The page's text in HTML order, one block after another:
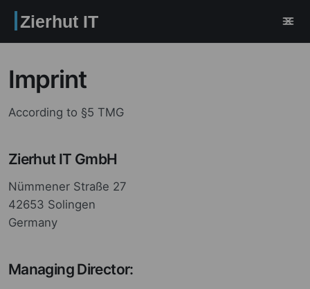
Zierhut IT
Imprint
According to §5 TMG
Zierhut IT GmbH
Nümmener Straße 27
42653 Solingen
Germany
Managing Director: